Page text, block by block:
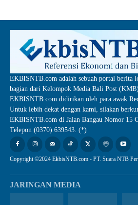
EKBISNTB.com adalah sebuah portal berita
bagian dari Kelompok Media Bali Post
EKBISNTB.com didirikan oleh para awak
Untuk lebih dekat dengan kami, silakan
EKBISNTB.com di Jalan Bangau Nomor 15
Telepon (0370) 639543. (*)
Copyright ©2024 EkbisNTB.com - PT. Suara NTB
JARINGAN MEDIA